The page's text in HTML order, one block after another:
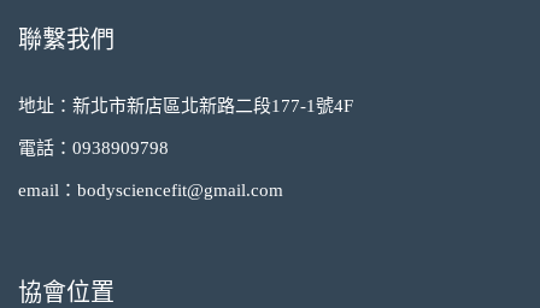
聯繫我們
地址：新北市新店區北新路二段177-1號4F
電話：0938909798
email：bodysciencefit@gmail.com
協會位置